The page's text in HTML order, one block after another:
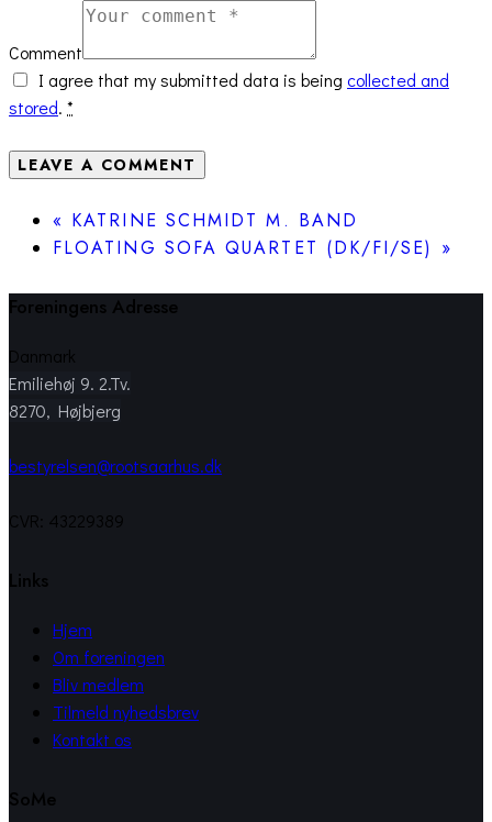
Comment
I agree that my submitted data is being collected and
stored. *
« KATRINE SCHMIDT M. BAND
FLOATING SOFA QUARTET (DK/FI/SE) »
Foreningens Adresse
Danmark
Emiliehøj 9. 2.Tv.
8270, Højbjerg
bestyrelsen@rootsaarhus.dk
CVR: 43229389
Links
Hjem
Om foreningen
Bliv medlem
Tilmeld nyhedsbrev
Kontakt os
SoMe